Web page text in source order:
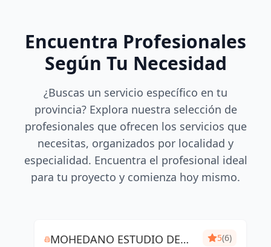
Encuentra Profesionales
Según Tu Necesidad
¿Buscas un servicio específico en tu
provincia? Explora nuestra selección de
profesionales que ofrecen los servicios que
necesitas, organizados por localidad y
especialidad. Encuentra el profesional ideal
para tu proyecto y comienza hoy mismo.
MOHEDANO ESTUDIO DE
5(6)